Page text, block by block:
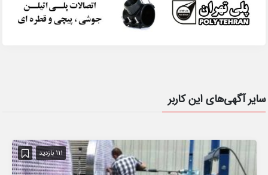
سایر آگهی‌های این کاربر
111 بازدید